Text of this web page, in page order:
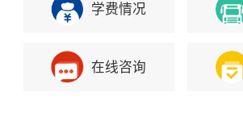
学费情况
在线咨询